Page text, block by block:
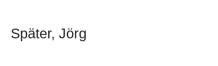
Später, Jörg